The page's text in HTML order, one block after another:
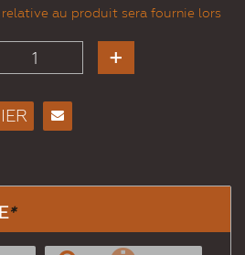
au produit sera fournie lors
*